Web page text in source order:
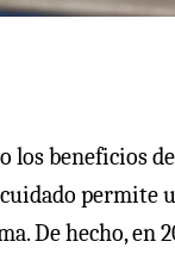
los beneficios
permite
De hecho, en